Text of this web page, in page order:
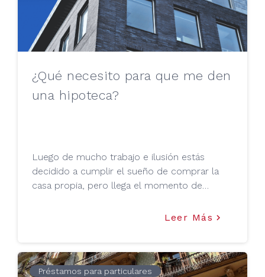
¿Qué necesito para que me den
una hipoteca?
Luego de mucho trabajo e ilusión estás
decidido a cumplir el sueño de comprar la
casa propia, pero llega el momento de
si este te podrá conceder la hipoteca.
Mejor Préstamo te lo cuenta en este artículo.
Leer Más keyboard_arrow_right
Préstamos para particulares